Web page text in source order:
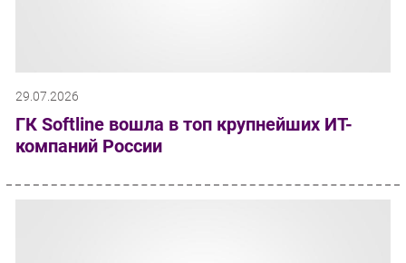
29.07.2026
ГК Softline вошла в топ крупнейших ИТ-
компаний России